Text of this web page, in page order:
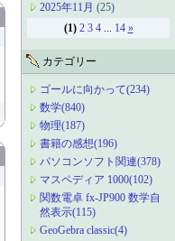
2025年11月 (25)
(1) 2 3 4... 14 »
カテゴリー
ゴールに向かって(234)
数学(840)
物理(187)
書籍の感想(196)
パソコンソフト関連(378)
マスペディア 1000(102)
関数電卓 fx-JP900 数学自
然表示(115)
GeoGebra classic(4)